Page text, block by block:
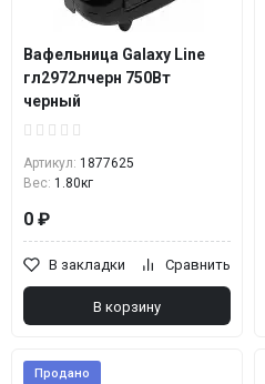
Вафельница Galaxy Line
гл2972лчерн 750Вт
черный
Артикул: 1877625
Вес: 1.80кг
0 ₽
В закладки Сравнить
В корзину
Продано